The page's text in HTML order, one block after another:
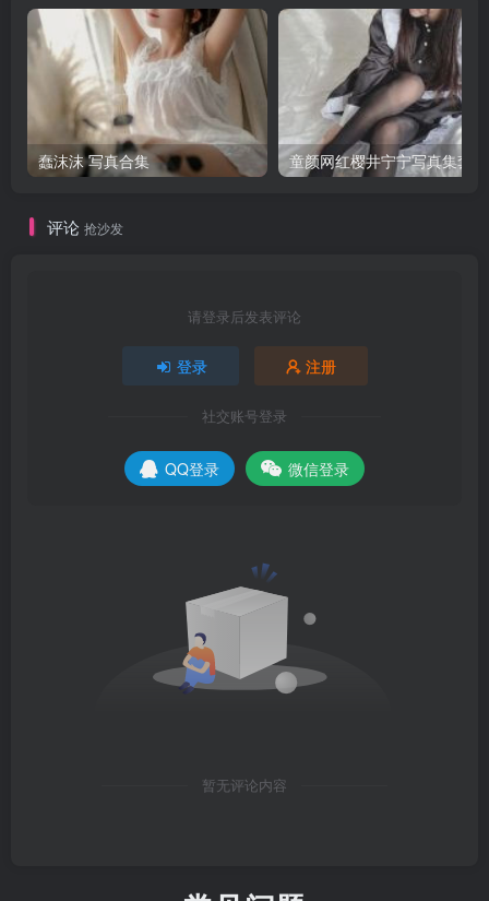
蠢沫沫 写真合集 童颜网红樱井宁宁写真集套图
评论 抢沙发
请登录后发表评论
登录 注册
社交账号登录
QQ登录 微信登录
暂无评论内容